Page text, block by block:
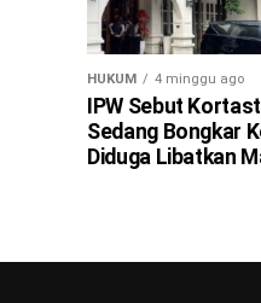
HUKUM 4 minggu ago
IPW Sebut
Sedang Bongkar
Diduga Libatkan